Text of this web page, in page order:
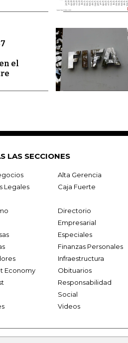
el
LAS SECCIONES
Alta Gerencia
Legales
Caja Fuerte
Directorio
Empresarial
Especiales
Finanzas Personales
Infraestructura
Economy
Obituarios
Responsabilidad
Social
Videos